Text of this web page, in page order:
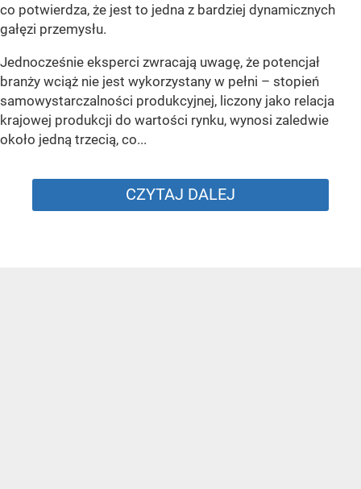
co potwierdza, że jest to jedna z bardziej dynamicznych
gałęzi przemysłu.
Jednocześnie eksperci zwracają uwagę, że potencjał
branży wciąż nie jest wykorzystany w pełni – stopień
samowystarczalności produkcyjnej, liczony jako relacja
krajowej produkcji do wartości rynku, wynosi zaledwie
około jedną trzecią, co...
CZYTAJ DALEJ